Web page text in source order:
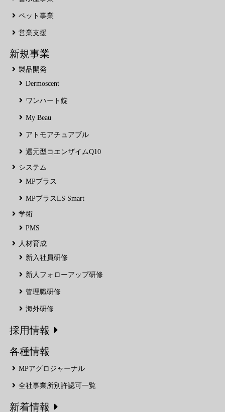
ペット事業
営業支援
新規事業
製品開発
Dermoscent
ワンハート錠
My Beau
アトモアチュアブル
還元型コエンザイムQ10
システム
MPプラス
MPプラスLS Smart
学術
PMS
人材育成
新入社員研修
新人フォローアップ研修
管理職研修
海外研修
採用情報
各種情報
MPアグロジャーナル
全社事業所別許認可一覧
新着情報